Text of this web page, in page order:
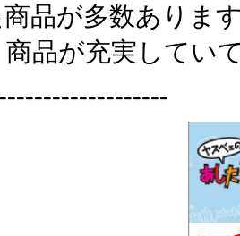
品が多数ありま
商品が充実してい